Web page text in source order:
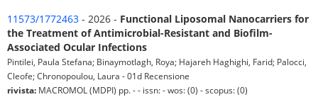
11573/1772463 - 2026 - Functional Liposomal Nanocarriers for
the Treatment of Antimicrobial-Resistant and Biofilm-
Associated Ocular Infections
Pintilei, Paula Stefana; Binaymotlagh, Roya; Hajareh Haghighi, Farid; Palocci,
Cleofe; Chronopoulou, Laura - 01d Recensione
rivista: MACROMOL (MDPI) pp. - - issn: - wos: (0) - scopus: (0)